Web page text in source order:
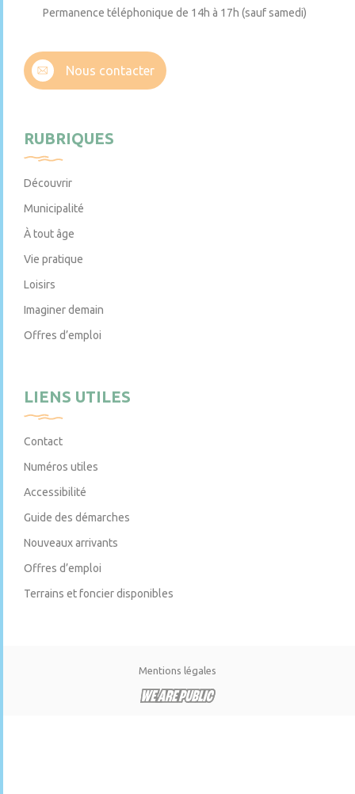
Permanence téléphonique de 14h à 17h (sauf samedi)
Nous contacter
RUBRIQUES
Découvrir
Municipalité
À tout âge
Vie pratique
Loisirs
Imaginer demain
Offres d’emploi
LIENS UTILES
Contact
Numéros utiles
Accessibilité
Guide des démarches
Nouveaux arrivants
Offres d’emploi
Terrains et foncier disponibles
Mentions légales